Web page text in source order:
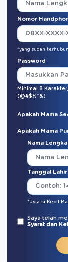
Nomor
*yang sudah
Password
Minimal 8 Karakter,
(@#$%^&)
Apakah Mama
Apakah Mama
Nama
Tanggal Lahir
*Usia si Kecil
Saya telah
Syarat dan